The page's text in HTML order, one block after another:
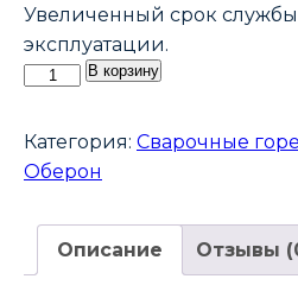
Увеличенный срок
эксплуатации.
Количество
Горелка
TW
4m
Comfort
(OKC
В корзину
Категория: Сварочные
Оберон
Описание Отзывы